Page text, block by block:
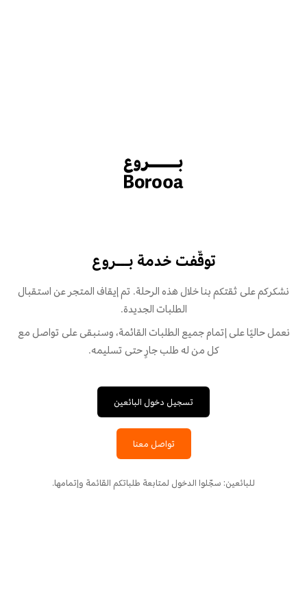
توقّفت خدمة بـــروع
نشكركم على ثقتكم بنا خلال هذه الرحلة. تم إيقاف المتجر عن استقبال
الطلبات الجديدة.
نعمل حاليًا على إتمام جميع الطلبات القائمة، وسنبقى على تواصل مع
كل من له طلب جارٍ حتى تسليمه.
تسجيل دخول البائعين
تواصل معنا
للبائعين: سجّلوا الدخول لمتابعة طلباتكم القائمة وإتمامها.